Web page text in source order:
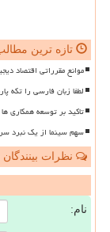
تازه ترین
موانع مقرراتی اقتصاد
لطفا زبان فارسی را تکه
تاکید بر توسعه همکاری
سهم سینما از یک نبرد
نظرات
نام: